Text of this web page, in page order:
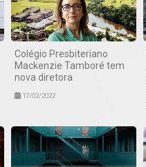
Colégio Presbiteriano
Mackenzie Tamboré tem
nova diretora
17/02/2022